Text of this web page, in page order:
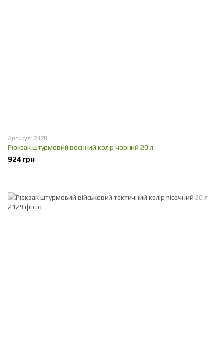
Артикул: 2128
Рюкзак штурмовий воєнний колір чорний 20 л
924 грн